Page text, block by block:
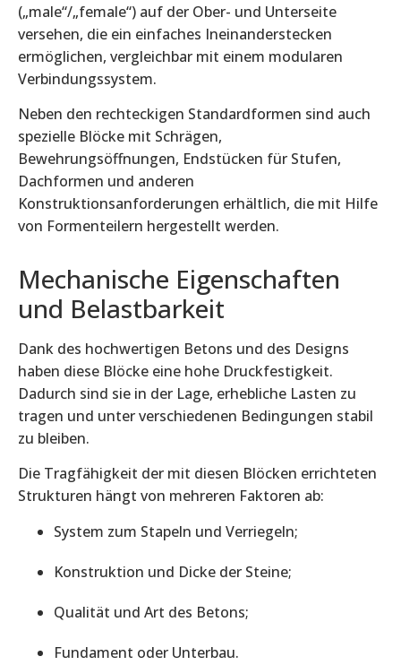
(„male“/„female“) auf der Ober- und Unterseite
versehen, die ein einfaches Ineinanderstecken
ermöglichen, vergleichbar mit einem modularen
Verbindungssystem.
Neben den rechteckigen Standardformen sind auch
spezielle Blöcke mit Schrägen,
Bewehrungsöffnungen, Endstücken für Stufen,
Dachformen und anderen
Konstruktionsanforderungen erhältlich, die mit Hilfe
von Formenteilern hergestellt werden.
Mechanische Eigenschaften
und Belastbarkeit
Dank des hochwertigen Betons und des Designs
haben diese Blöcke eine hohe Druckfestigkeit.
Dadurch sind sie in der Lage, erhebliche Lasten zu
tragen und unter verschiedenen Bedingungen stabil
zu bleiben.
Die Tragfähigkeit der mit diesen Blöcken errichteten
Strukturen hängt von mehreren Faktoren ab:
System zum Stapeln und Verriegeln;
Konstruktion und Dicke der Steine;
Qualität und Art des Betons;
Fundament oder Unterbau.